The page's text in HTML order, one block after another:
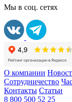
Мы в соц. сетях
О компании
Сотрудничество
Контакты Статьи
8 800 500 52 25